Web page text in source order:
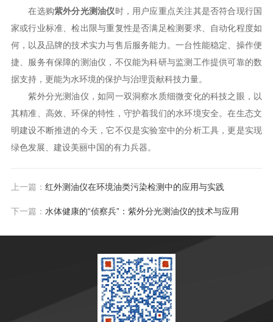
在选购紫外分光测油仪时，用户应重点关注其是否符合现行国
家或行业标准、检出限与重复性是否满足检测要求、自动化程度如
何，以及品牌的技术实力与售后服务能力。一台性能稳定、操作便
捷、服务有保障的测油仪，不仅能为科研与监测工作提供可靠的数
据支持，更能为水环境的保护与治理贡献科技力量。
紫外分光测油仪，如同一双洞察水质细微变化的科技之眼，以
其精准、高效、环保的特性，守护着我们的水环境安全。在生态文
明建设不断推进的今天，它不仅是实验室中的分析工具，更是实现
绿色发展、建设美丽中国的有力兵器。
上一篇： 红外测油仪在环境油类污染检测中的应用与实践
下一篇： 水体健康的“侦察兵”：紫外分光测油仪的技术与应用